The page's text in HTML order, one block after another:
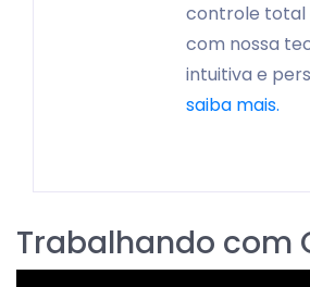
controle total
com nossa
intuitiva e
saiba mais.
Trabalhando com